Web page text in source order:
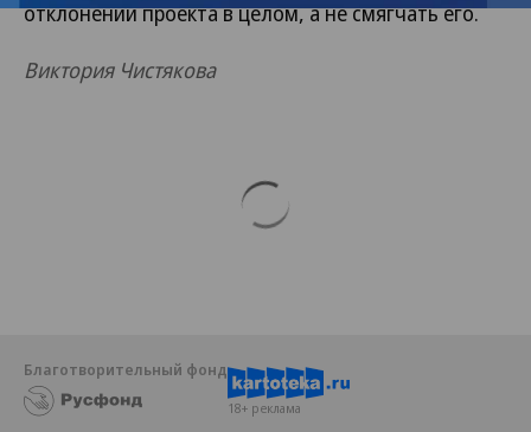
отклонении проекта в целом, а не смягчать его.
Виктория Чистякова
Благотворительный фонд
18+ реклама